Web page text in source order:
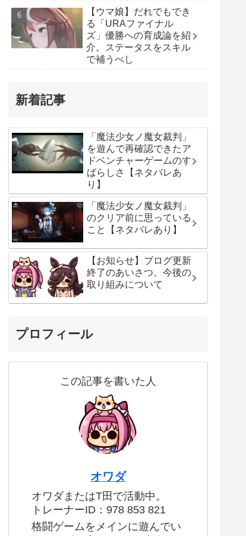
【ウマ娘】だれでもでき
る「URAファイナル
ズ」優勝への育成論を紹
介。ステータスをスキル
で補うべし
新着記事
「魔法少女ノ魔女裁判」
を遊んで再確認できたア
ドベンチャーゲームのす
ばらしさ【ネタバレあ
り】
「魔法少女ノ魔女裁判」
のクリア前に思っている
こと【ネタバレあり】
【お知らせ】ブログ更新
終了のあいさつ。今後の
取り組みについて
プロフィール
この記事を書いた人
オワダ
オワダまたはT田で活動中。
トレーナーID：978 853 821
格闘ゲームをメインに遊んでい